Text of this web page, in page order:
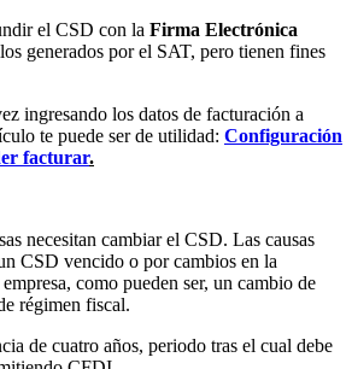
el CSD con la Firma Electrónica
generados por el SAT, pero tienen fines
ingresando los datos de facturación a
te puede ser de utilidad: Configuración
facturar.
necesitan cambiar el CSD. Las causas
CSD vencido o por cambios en la
como pueden ser, un cambio de
régimen fiscal.
de cuatro años, periodo tras el cual debe